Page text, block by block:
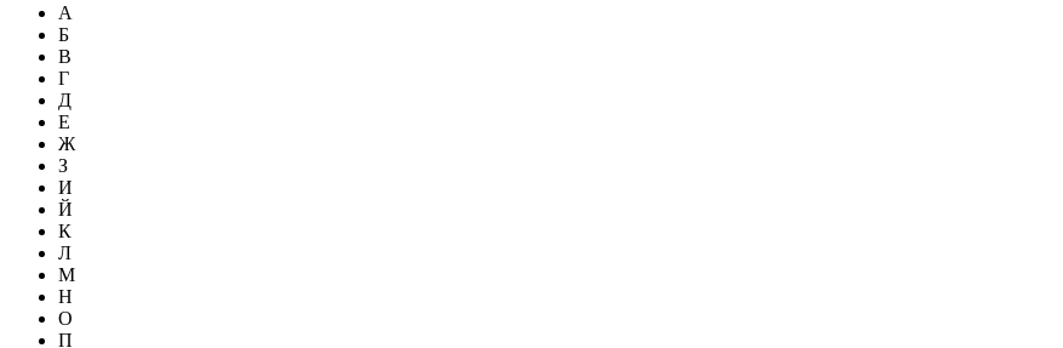
А
Б
В
Г
Д
Е
Ж
З
И
Й
К
Л
М
Н
О
П